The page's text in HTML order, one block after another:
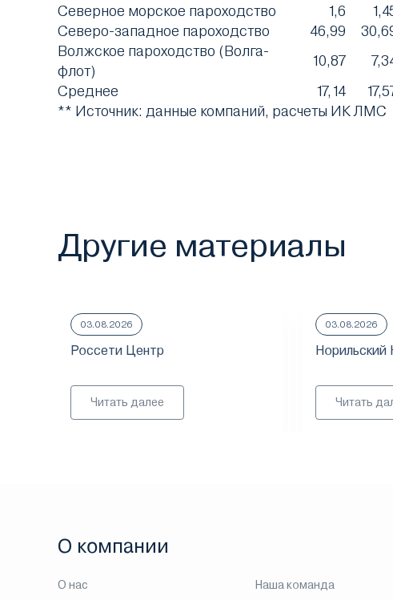
Северное морское пароходство
1,6
Северо-западное пароходство
46,99
Волжское пароходство (Волга-
флот)
10,87
Среднее
17,14
** Источник: данные компаний, расчеты ИК ЛМС
Другие материалы
03.08.2026
Россети Центр
Читать далее
03.08.2026
Норильский
Читать
О компании
О нас Наша команда